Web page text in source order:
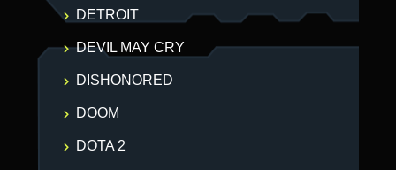
DETROIT
DEVIL MAY CRY
DISHONORED
DOOM
DOTA 2